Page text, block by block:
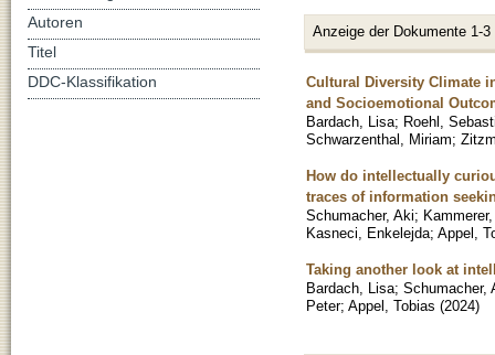
Anzeige der Dokumente 1-3
Cultural Diversity Climate
and Socioemotional
Bardach, Lisa; Roehl,
Schwarzenthal, Miriam;
How do intellectually
traces of information
Schumacher, Aki;
Kasneci, Enkelejda; Appel,
Taking another look at
Bardach, Lisa; Schumacher,
Peter; Appel, Tobias (2024)
Autoren
Titel
DDC-Klassifikation